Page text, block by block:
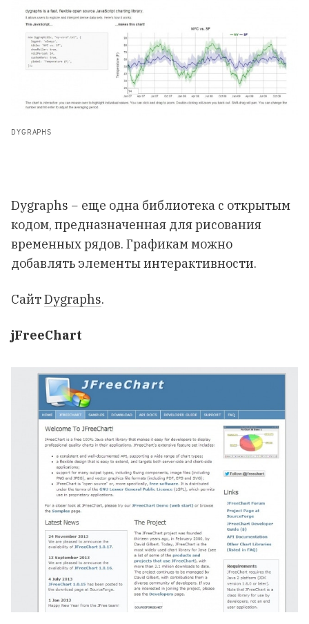
DYGRAPHS
Dygraphs − еще одна библиотека с открытым
кодом, предназначенная для рисования
временных рядов. Графикам можно
добавлять элементы интерактивности.
СайтDygraphs.
jFreeChart